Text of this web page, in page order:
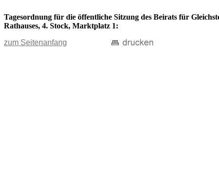
Tagesordnung für die öffentliche Sitzung des Beirats für
Rathauses, 4. Stock, Marktplatz 1:
zum Seitenanfang